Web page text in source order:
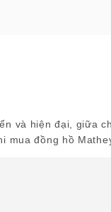
và hiện đại, giữa
mua đồng hồ